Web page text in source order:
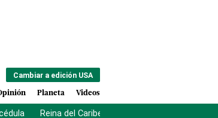
Cambiar a edición USA
Planeta Videos
Reina del Caribe